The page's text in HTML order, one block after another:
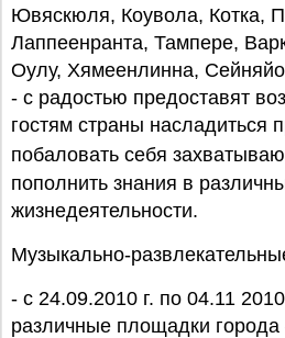
Ювяскюля, Коувола, Котка,
Лаппеенранта, Тампере,
Оулу, Хямеенлинна,
- с радостью предоставят
гостям страны насладиться
побаловать себя
пополнить знания в
жизнедеятельности.
Музыкально-
- с 24.09.2010 г. по 04.11
различные площадки